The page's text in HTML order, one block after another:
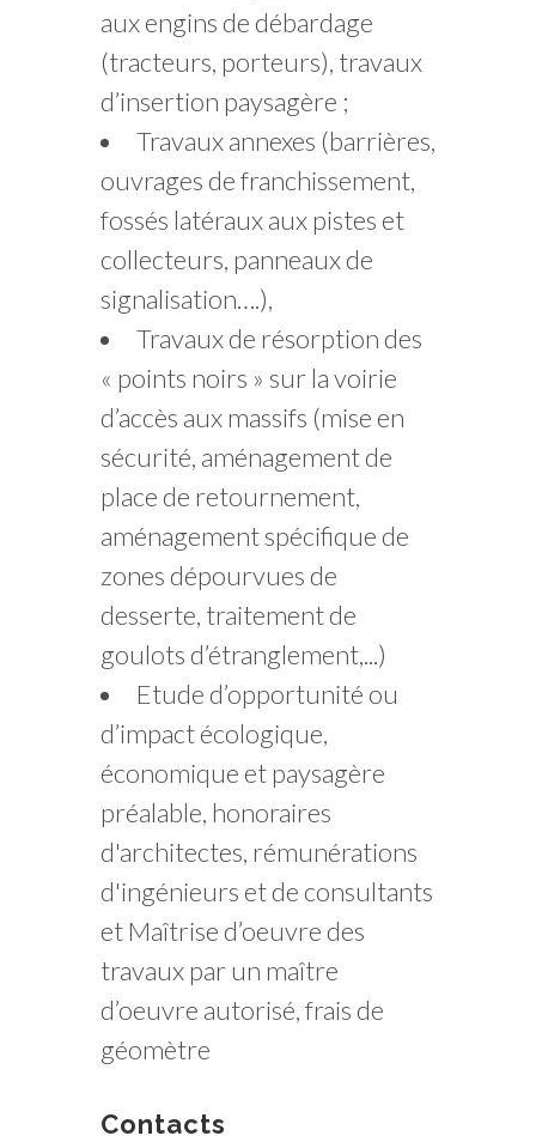
aux engins de débardage
(tracteurs, porteurs), travaux
d’insertion paysagère ;
Travaux annexes (barrières,
ouvrages de franchissement,
fossés latéraux aux pistes et
collecteurs, panneaux de
signalisation….),
Travaux de résorption des
« points noirs » sur la voirie
d’accès aux massifs (mise en
sécurité, aménagement de
place de retournement,
aménagement spécifique de
zones dépourvues de
desserte, traitement de
goulots d’étranglement,...)
Etude d’opportunité ou
d’impact écologique,
économique et paysagère
préalable, honoraires
d'architectes, rémunérations
d'ingénieurs et de consultants
et Maîtrise d’oeuvre des
travaux par un maître
d’oeuvre autorisé, frais de
géomètre
Contacts